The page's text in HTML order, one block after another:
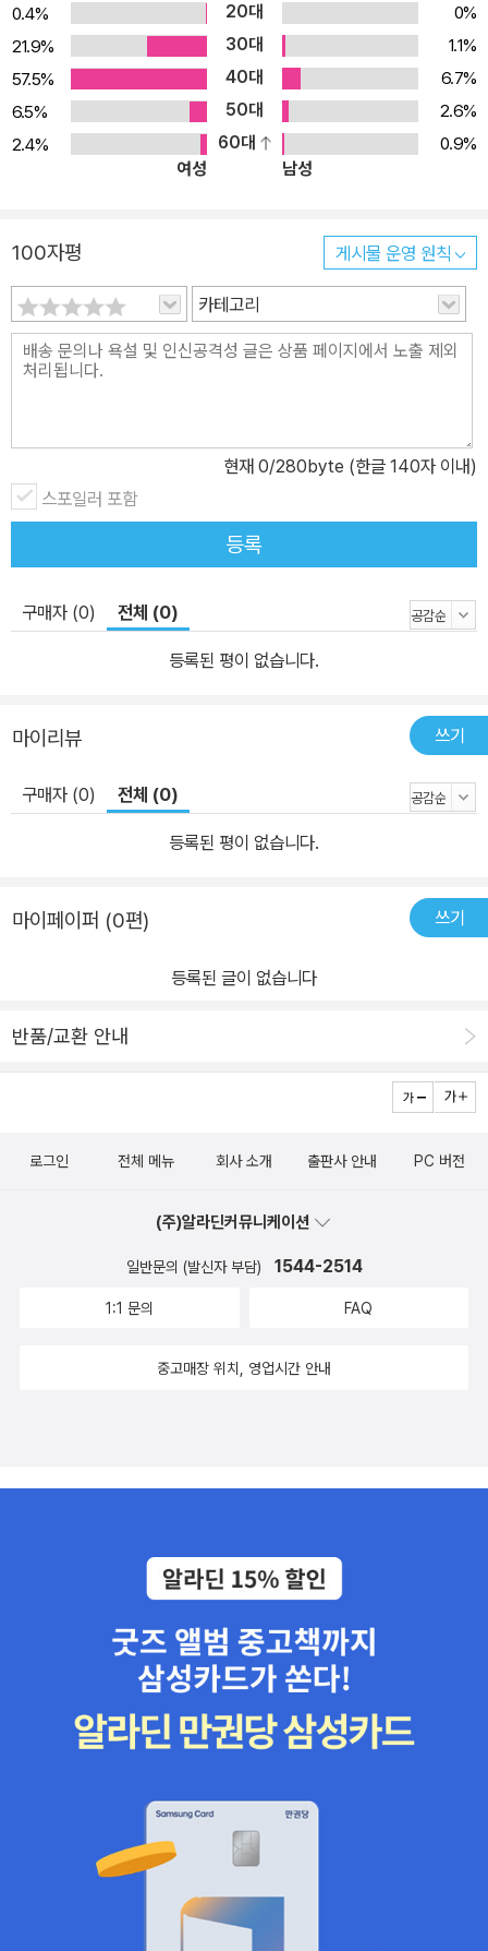
0.4%
20대
0%
21.9%
30대
1.1%
57.5%
40대
6.7%
6.5%
50대
2.6%
2.4%
60대
0.9%
여성
남성
100자평 게시물 운영 원칙
카테고리
현재 0/280byte (한글 140자 이내)
스포일러 포함
등록
구매자 (0) 전체 (0)
등록된 평이 없습니다.
마이리뷰 쓰기
구매자 (0) 전체 (0)
등록된 평이 없습니다.
마이페이퍼 (0편) 쓰기
등록된 글이 없습니다
반품/교환 안내
로그인 전체 메뉴 회사 소개 출판사 안내 PC 버전
(주)알라딘커뮤니케이션
일반문의 (발신자 부담) 1544-2514
1:1 문의 FAQ
중고매장 위치, 영업시간 안내